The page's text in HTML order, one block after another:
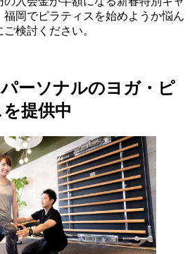
福岡でピラティスを始めようか悩ん
検討ください。
ーソナルのヨガ・ピ
提供中